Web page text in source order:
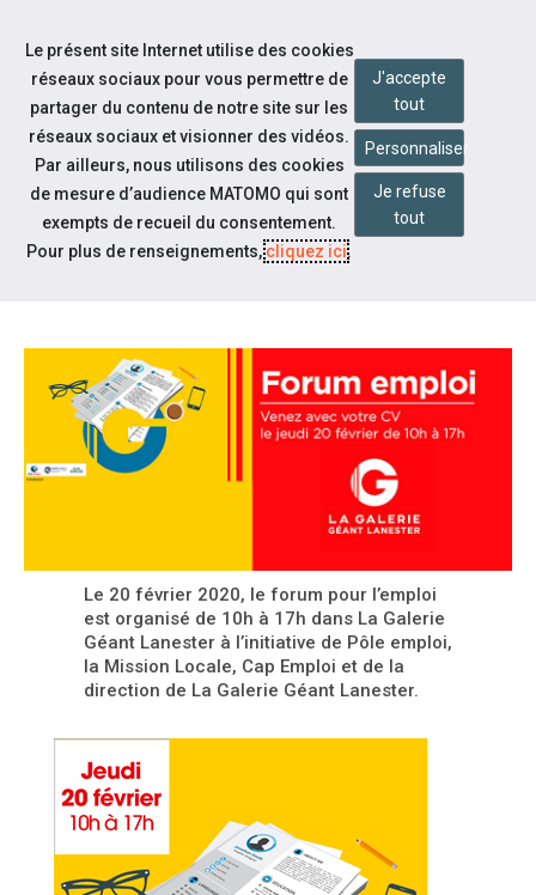
Aller au contenu
Notre actualité
FORUM DE L'EMPLOI À
Le 20 février 2020, le forum pour l’emploi
est organisé de 10h à 17h dans La Galerie
Géant Lanester à l’initiative de Pôle emploi,
la Mission Locale, Cap Emploi et de la
direction de La Galerie Géant Lanester.
Le présent site Internet utilise des cookies
réseaux sociaux pour vous permettre de
partager du contenu de notre site sur les
réseaux sociaux et visionner des vidéos.
Par ailleurs, nous utilisons des cookies
de mesure d’audience MATOMO qui sont
exempts de recueil du consentement.
Pour plus de renseignements,cliquez ici.
J'accepte
tout
Personnaliser
Je refuse
tout